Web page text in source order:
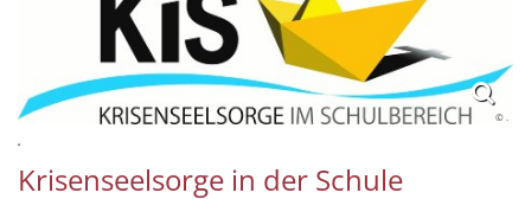
© .
.
Krisenseelsorge in der Schule